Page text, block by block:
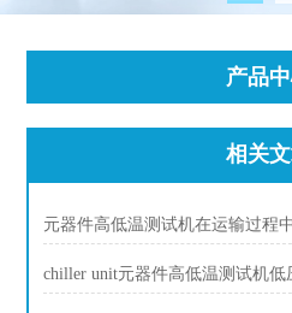
产品
相关
元器件高低温测试机在运输过程
chiller unit元器件高低温测试机低